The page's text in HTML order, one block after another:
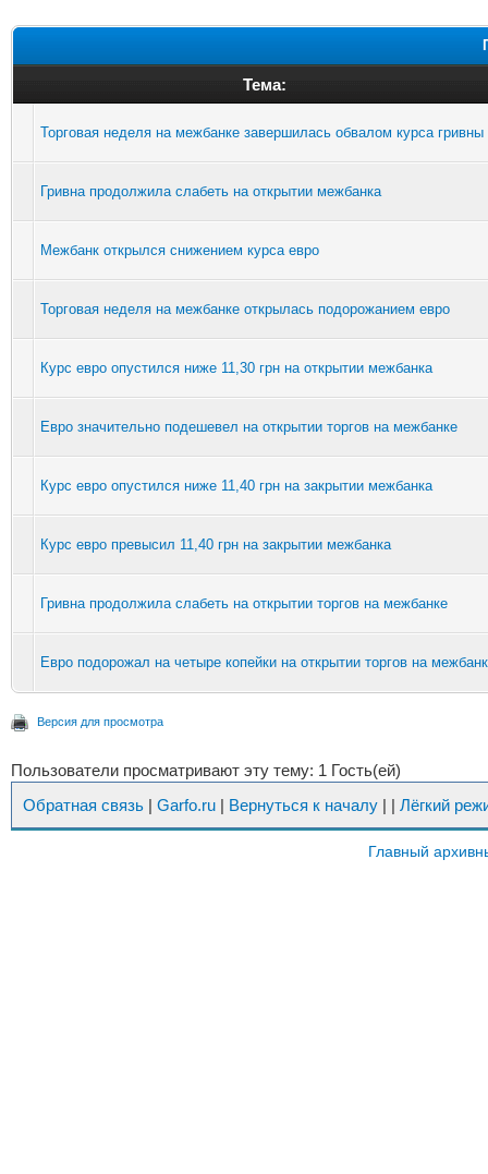
Тема:
Торговая неделя на межбанке завершилась обвалом курса гривны
Гривна продолжила слабеть на открытии межбанка
Межбанк открылся снижением курса евро
Торговая неделя на межбанке открылась подорожанием евро
Курс евро опустился ниже 11,30 грн на открытии межбанка
Евро значительно подешевел на открытии торгов на межбанке
Курс евро опустился ниже 11,40 грн на закрытии межбанка
Курс евро превысил 11,40 грн на закрытии межбанка
Гривна продолжила слабеть на открытии торгов на межбанке
Евро подорожал на четыре копейки на открытии торгов на
Версия для просмотра
Пользователи просматривают эту тему: 1 Гость(ей)
Обратная связь | Garfo.ru | Вернуться к началу | | Лёгкий
Главный